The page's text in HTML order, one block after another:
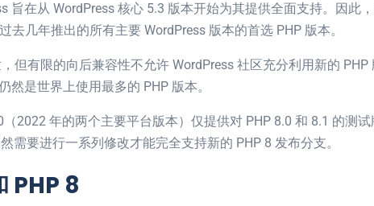
旨在从 WordPress 核心 5.3 版本开始为其提供全面支持。因此
去几年推出的所有主要 WordPress 版本的首选 PHP 版本。
但有限的向后兼容性不允许 WordPress 社区充分利用新的 PHP
然是世界上使用最多的 PHP 版本。
（2022 年的两个主要平台版本）仅提供对 PHP 8.0 和 8.1 的测试
需要进行一系列修改才能完全支持新的 PHP 8 发布分支。
PHP 8